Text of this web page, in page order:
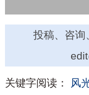
投稿、咨
关键字阅读： 风